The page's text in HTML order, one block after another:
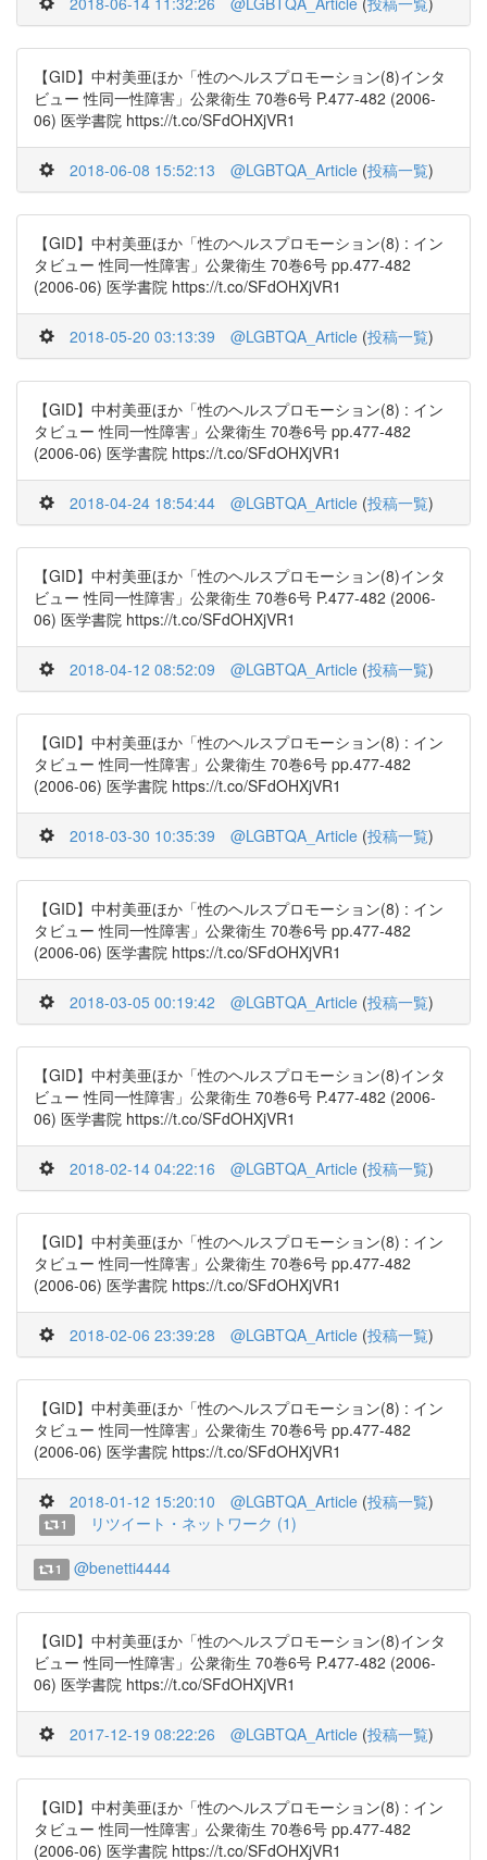
【GID】中村美亜ほか「性のヘルスプロモーション(8)インタ
ビュー 性同一性障害」公衆衛生 70巻6号 P.477-482 (2006-
06) 医学書院 https://t.co/SFdOHXjVR1
2018-06-08 15:52:13 @LGBTQA_Article (投稿一覧)
【GID】中村美亜ほか「性のヘルスプロモーション(8) : イン
タビュー 性同一性障害」公衆衛生 70巻6号 pp.477-482
(2006-06) 医学書院 https://t.co/SFdOHXjVR1
2018-05-20 03:13:39 @LGBTQA_Article (投稿一覧)
【GID】中村美亜ほか「性のヘルスプロモーション(8) : イン
タビュー 性同一性障害」公衆衛生 70巻6号 pp.477-482
(2006-06) 医学書院 https://t.co/SFdOHXjVR1
2018-04-24 18:54:44 @LGBTQA_Article (投稿一覧)
【GID】中村美亜ほか「性のヘルスプロモーション(8)インタ
ビュー 性同一性障害」公衆衛生 70巻6号 P.477-482 (2006-
06) 医学書院 https://t.co/SFdOHXjVR1
2018-04-12 08:52:09 @LGBTQA_Article (投稿一覧)
【GID】中村美亜ほか「性のヘルスプロモーション(8) : イン
タビュー 性同一性障害」公衆衛生 70巻6号 pp.477-482
(2006-06) 医学書院 https://t.co/SFdOHXjVR1
2018-03-30 10:35:39 @LGBTQA_Article (投稿一覧)
【GID】中村美亜ほか「性のヘルスプロモーション(8) : イン
タビュー 性同一性障害」公衆衛生 70巻6号 pp.477-482
(2006-06) 医学書院 https://t.co/SFdOHXjVR1
2018-03-05 00:19:42 @LGBTQA_Article (投稿一覧)
【GID】中村美亜ほか「性のヘルスプロモーション(8)インタ
ビュー 性同一性障害」公衆衛生 70巻6号 P.477-482 (2006-
06) 医学書院 https://t.co/SFdOHXjVR1
2018-02-14 04:22:16 @LGBTQA_Article (投稿一覧)
【GID】中村美亜ほか「性のヘルスプロモーション(8) : イン
タビュー 性同一性障害」公衆衛生 70巻6号 pp.477-482
(2006-06) 医学書院 https://t.co/SFdOHXjVR1
2018-02-06 23:39:28 @LGBTQA_Article (投稿一覧)
【GID】中村美亜ほか「性のヘルスプロモーション(8) : イン
タビュー 性同一性障害」公衆衛生 70巻6号 pp.477-482
(2006-06) 医学書院 https://t.co/SFdOHXjVR1
2018-01-12 15:20:10 @LGBTQA_Article (投稿一覧)
1 リツイート・ネットワーク (1)
1 @benetti4444
【GID】中村美亜ほか「性のヘルスプロモーション(8)インタ
ビュー 性同一性障害」公衆衛生 70巻6号 P.477-482 (2006-
06) 医学書院 https://t.co/SFdOHXjVR1
2017-12-19 08:22:26 @LGBTQA_Article (投稿一覧)
【GID】中村美亜ほか「性のヘルスプロモーション(8) : イン
タビュー 性同一性障害」公衆衛生 70巻6号 pp.477-482
(2006-06) 医学書院 https://t.co/SFdOHXjVR1